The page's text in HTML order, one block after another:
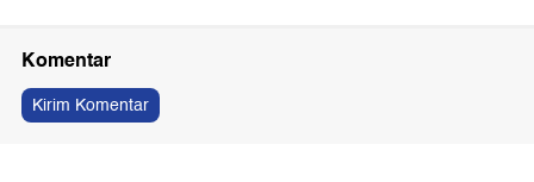
Komentar
Kirim Komentar